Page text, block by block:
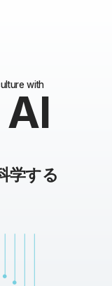
with
学する